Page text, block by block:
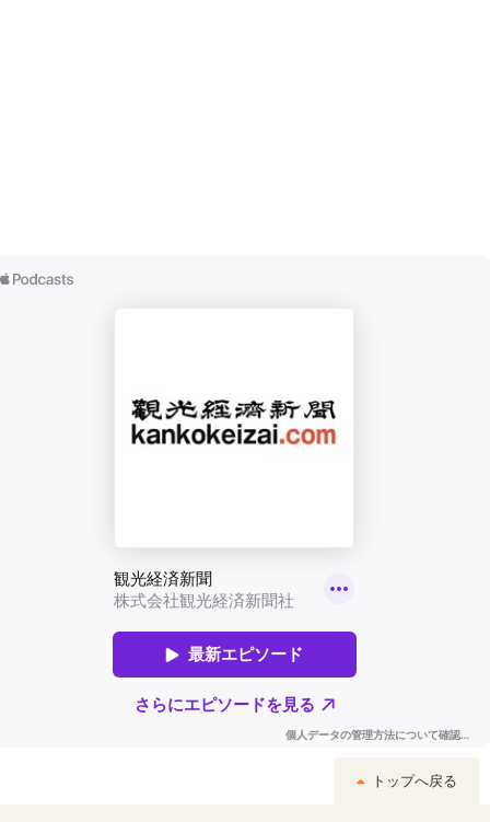
トップへ戻る